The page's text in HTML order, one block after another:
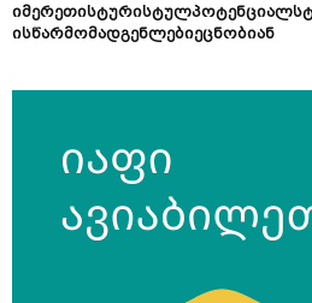
ისწარმომადგენლებიეცნობიან